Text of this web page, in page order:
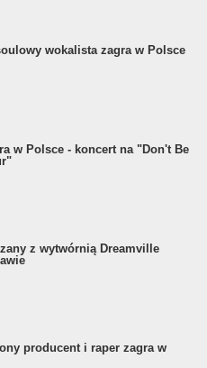
wokalista zagra w Polsce
w Polsce - koncert na "Don't Be
z wytwórnią Dreamville
producent i raper zagra w